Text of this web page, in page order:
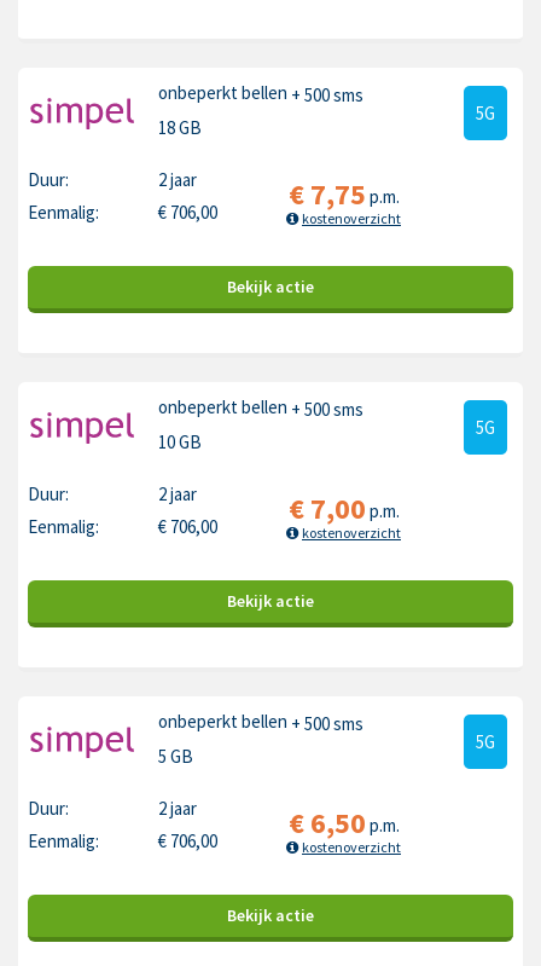
onbeperkt bellen + 500 sms
18 GB
5G
Duur:
2 jaar
Eenmalig:
€ 706,00 €7,75 p.m.
kostenoverzicht
Bekijk actie
onbeperkt bellen + 500 sms
10 GB
5G
Duur:
2 jaar
Eenmalig:
€ 706,00 €7,00 p.m.
kostenoverzicht
Bekijk actie
onbeperkt bellen + 500 sms
5 GB
5G
Duur:
2 jaar
Eenmalig:
€ 706,00 €6,50 p.m.
kostenoverzicht
Bekijk actie